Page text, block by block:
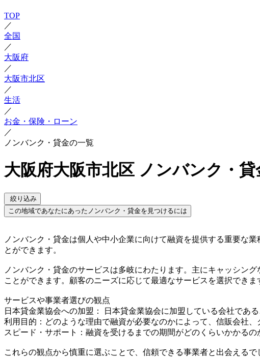
TOP
／
全国
／
大阪府
／
大阪市北区
／
生活
／
お金・保険・ローン
／
ノンバンク・貸金の一覧
大阪府大阪市北区 ノンバンク・
絞り込み
この地域であなたにあったノンバンク・貸金を見つけるには
ノンバンク・貸金は個人や中小企業に向けて融資を提供する重要な
とができます。
ノンバンク・貸金のサービスは多岐にわたります。主にキャッシン
ことができます。顧客のニーズに応じて最適なサービスを選択できま
サービスや事業者選びの観点
日本貸金業協会への加盟： 日本貸金業協会に加盟している会社であ
利用目的：どのような理由で融資が必要なのかによって、信販会社
スピード・サポート：融資を受けるまでの期間がどのくらいかかる
これらの観点から慎重に選ぶことで、信頼できる事業者と出会えるで